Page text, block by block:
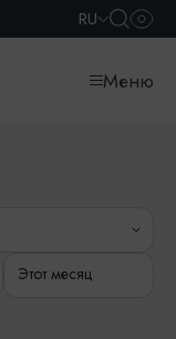
RU
Меню
Этот месяц